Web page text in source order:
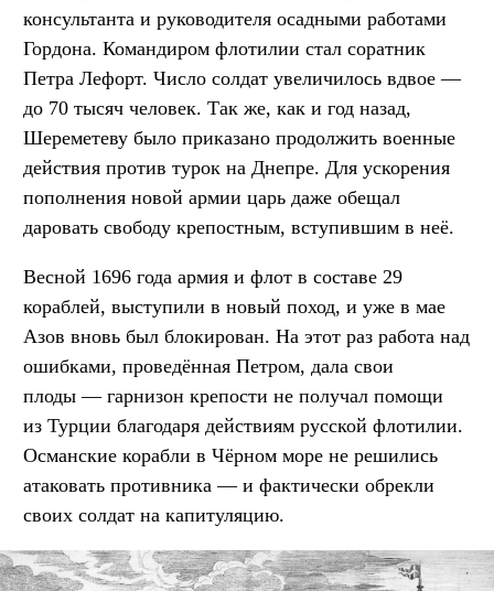
консультанта и руководителя осадными работами
Гордона. Командиром флотилии стал соратник
Петра Лефорт. Число солдат увеличилось вдвое —
до 70 тысяч человек. Так же, как и год назад,
Шереметеву было приказано продолжить военные
действия против турок на Днепре. Для ускорения
пополнения новой армии царь даже обещал
даровать свободу крепостным, вступившим в неё.
Весной 1696 года армия и флот в составе 29
кораблей, выступили в новый поход, и уже в мае
Азов вновь был блокирован. На этот раз работа над
ошибками, проведённая Петром, дала свои
плоды — гарнизон крепости не получал помощи
из Турции благодаря действиям русской флотилии.
Османские корабли в Чёрном море не решились
атаковать противника — и фактически обрекли
своих солдат на капитуляцию.